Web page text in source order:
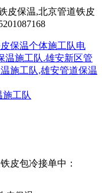
皮保温,北京管道铁皮
保温个体施工队电
温施工队.雄安新区管
施工队,雄安管道保温
工队
皮包冷接单中：